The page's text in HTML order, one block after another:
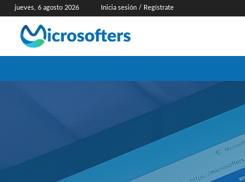
jueves, 6 agosto 2026 Inicia sesión / Regístrate